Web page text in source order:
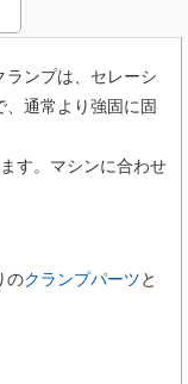
ランプは、セレーシ
、通常より強固に固
す。マシンに合わせ
のクランプパーツと